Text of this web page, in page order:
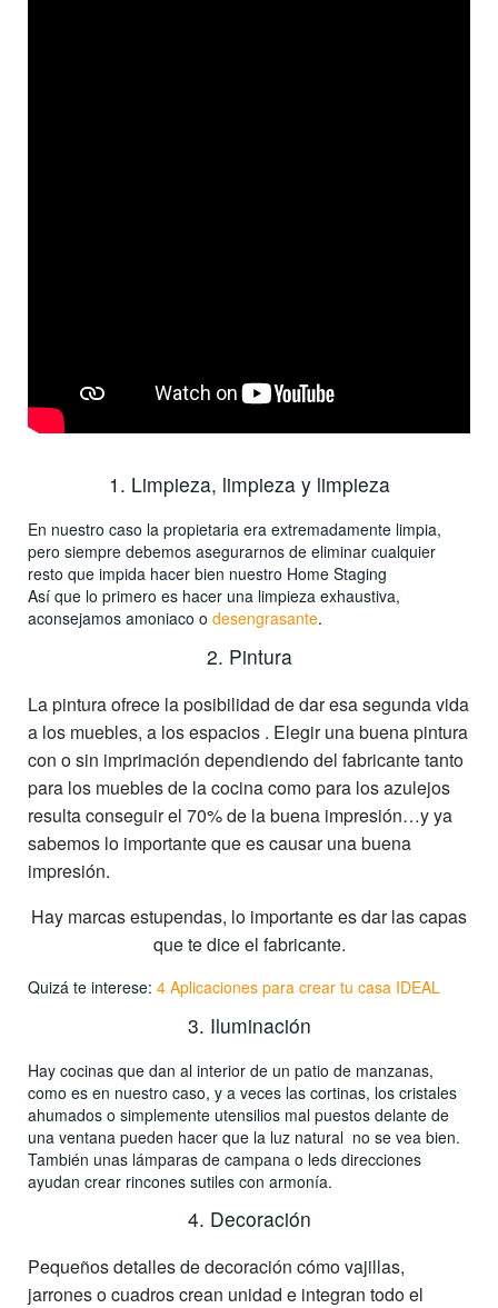
1. Limpieza, limpieza y limpieza
En nuestro caso la propietaria era extremadamente limpia,
pero siempre debemos asegurarnos de eliminar cualquier
resto que impida hacer bien nuestro Home Staging
Así que lo primero es hacer una limpieza exhaustiva,
aconsejamos amoniaco o desengrasante.
2. Pintura
La pintura ofrece la posibilidad de dar esa segunda vida
a los muebles, a los espacios . Elegir una buena pintura
con o sin imprimación dependiendo del fabricante tanto
para los muebles de la cocina como para los azulejos
resulta conseguir el 70% de la buena impresión…y ya
sabemos lo importante que es causar una buena
impresión.
Hay marcas estupendas, lo importante es dar las capas
que te dice el fabricante.
Quizá te interese: 4 Aplicaciones para crear tu casa IDEAL
3. Iluminación
Hay cocinas que dan al interior de un patio de manzanas,
como es en nuestro caso, y a veces las cortinas, los cristales
ahumados o simplemente utensilios mal puestos delante de
una ventana pueden hacer que la luz natural no se vea bien.
También unas lámparas de campana o leds direcciones
ayudan crear rincones sutiles con armonía.
4. Decoración
Pequeños detalles de decoración cómo vajillas,
jarrones o cuadros crean unidad e integran todo el